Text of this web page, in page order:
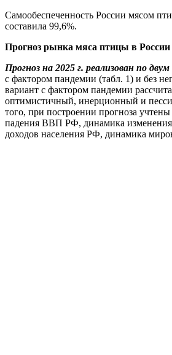
Самообеспеченность России мясом
составила 99,6%.
Прогноз рынка мяса птицы в России
Прогноз на 2025 г. реализован по
с фактором пандемии (табл. 1) и без
вариант с фактором пандемии
оптимистичный, инерционный и
того, при построении прогноза
падения ВВП РФ, динамика
доходов населения РФ, динамика